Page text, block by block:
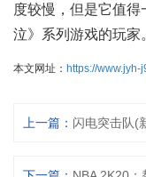
度较慢，但是它值
泣》系列游戏的玩家
本文网址： https://www.jyh-
上一篇：